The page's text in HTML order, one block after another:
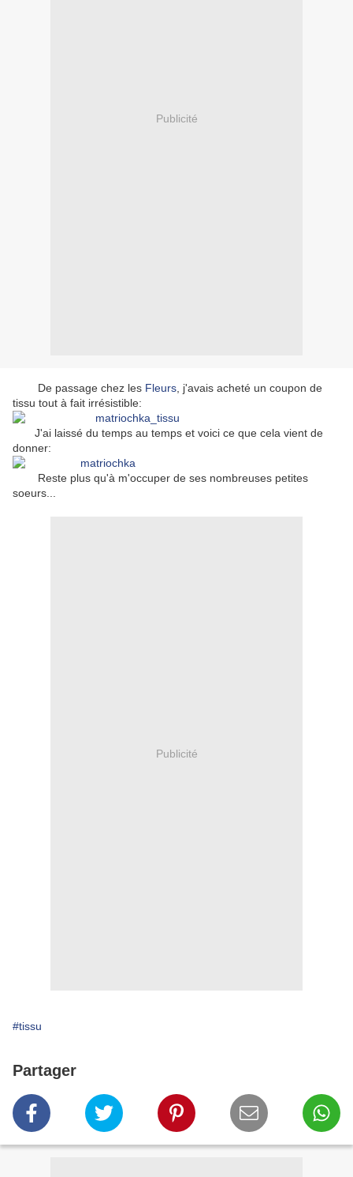
Publicité
De passage chez les Fleurs , j'avais acheté un coupon de
tissu tout à fait irrésistible:
J'ai laissé du temps au temps et voici ce que cela vient de
donner:
Reste plus qu'à m'occuper de ses nombreuses petites
soeurs...
Publicité
#tissu
Partager